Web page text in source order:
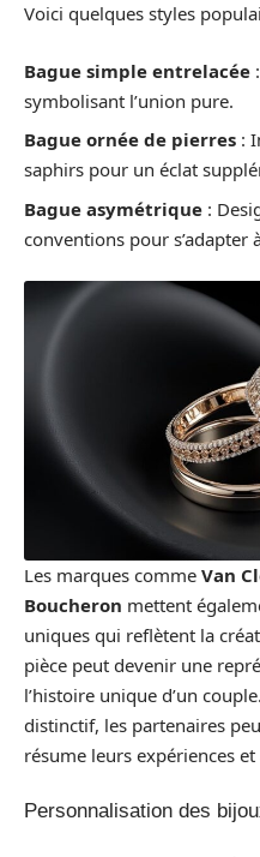
Voici quelques styles
Bague simple entrelacée
symbolisant l’union pure.
Bague ornée de pierres :
saphirs pour un éclat
Bague asymétrique :
conventions pour s’adapter
Les marques comme Van
Boucheron mettent
uniques qui reflètent la
pièce peut devenir une
l’histoire unique d’un
distinctif, les partenaires
résume leurs expériences
Personnalisation des